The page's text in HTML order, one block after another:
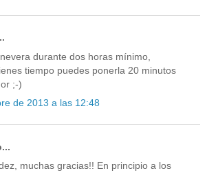
durante dos horas mínimo,
tiempo puedes ponerla 20 minutos
;-)
de 2013 a las 12:48
muchas gracias!! En principio a los